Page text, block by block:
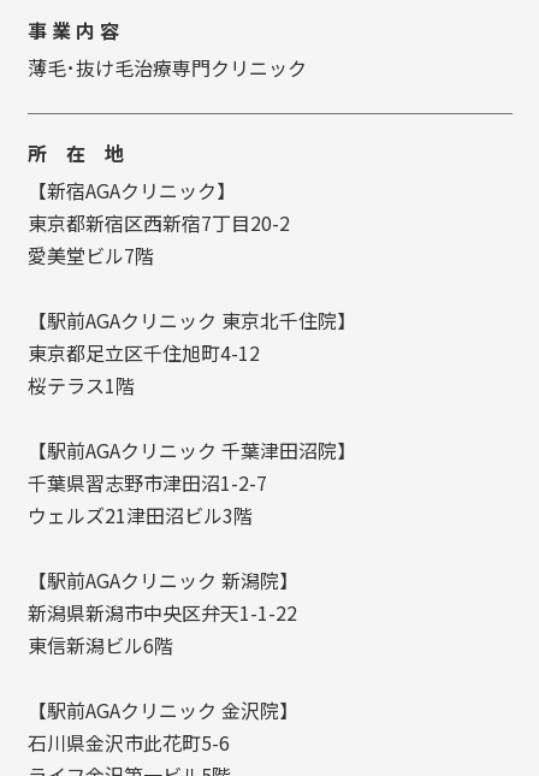
事 業 内 容
薄毛･抜け毛治療専門クリニック
所 在 地
【新宿AGAクリニック】
東京都新宿区西新宿7丁目20-2
愛美堂ビル7階
【駅前AGAクリニック 東京北千住院】
東京都足立区千住旭町4-12
桜テラス1階
【駅前AGAクリニック 千葉津田沼院】
千葉県習志野市津田沼1-2-7
ウェルズ21津田沼ビル3階
【駅前AGAクリニック 新潟院】
新潟県新潟市中央区弁天1-1-22
東信新潟ビル6階
【駅前AGAクリニック 金沢院】
石川県金沢市此花町5-6